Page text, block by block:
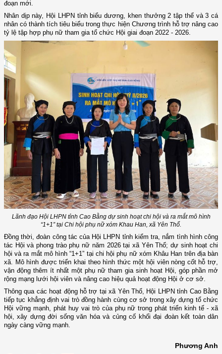
đoạn mới.
Nhân dịp này, Hội LHPN tỉnh biểu dương, khen thưởng 2 tập thể và 3 cá
nhân có thành tích tiêu biểu trong thực hiện Chương trình hỗ trợ nâng cao
tỷ lệ tập hợp phụ nữ tham gia tổ chức Hội giai đoạn 2022 - 2026.
Lãnh đạo Hội LHPN tỉnh Cao Bằng dự sinh hoạt chi hội và ra mắt mô hình
“1+1” tại Chi hội phụ nữ xóm Khau Han, xã Yên Thổ.
Đồng thời, đoàn công tác của Hội LHPN tỉnh kiểm tra, nắm tình hình công
tác Hội và phong trào phụ nữ năm 2026 tại xã Yên Thổ; dự sinh hoạt chi
hội và ra mắt mô hình “1+1” tại chi hội phụ nữ xóm Khâu Han trên địa bàn
xã. Mô hình được triển khai theo hình thức một hội viên nòng cốt hỗ trợ,
vận động thêm ít nhất một phụ nữ tham gia sinh hoạt Hội, góp phần mở
rộng mạng lưới hội viên và nâng cao hiệu quả hoạt động Hội ở cơ sở.
Thông qua các hoạt động hỗ trợ tại xã Yên Thổ, Hội LHPN tỉnh Cao Bằng
tiếp tục khẳng định vai trò đồng hành cùng cơ sở trong xây dựng tổ chức
Hội vững mạnh, phát huy vai trò của phụ nữ trong phát triển kinh tế - xã
hội, xây dựng đời sống văn hóa và củng cố khối đại đoàn kết toàn dân
ngày càng vững mạnh.
Phương Anh